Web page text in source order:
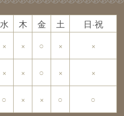
水 木 金 土 日·祝
× × ○ × ×
× × ○ × ×
○ × × ○ ○